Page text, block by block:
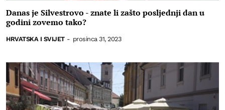
Danas je Silvestrovo - znate li zašto posljednji dan u
godini zovemo tako?
HRVATSKA I SVIJET - prosinca 31, 2023